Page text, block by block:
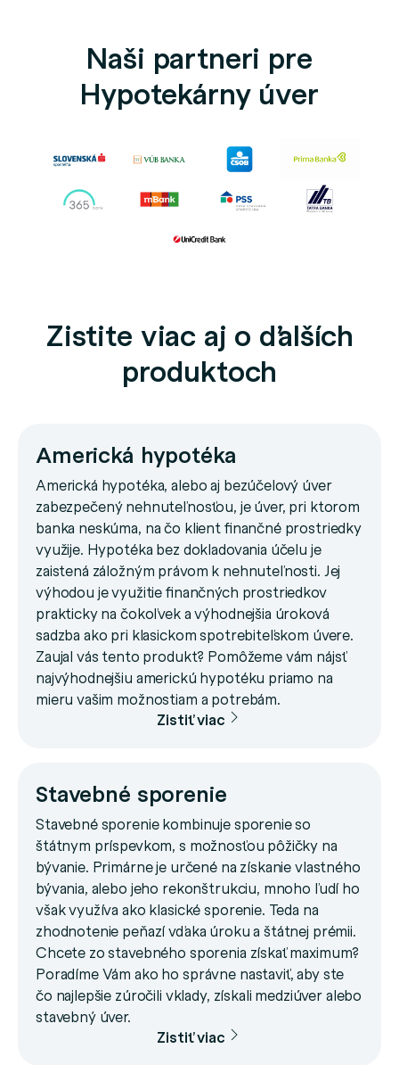
Naši partneri pre
Hypotekárny úver
Zistite viac aj o ďalších
produktoch
Americká hypotéka
Americká hypotéka, alebo aj bezúčelový úver
zabezpečený nehnuteľnosťou, je úver, pri ktorom
banka neskúma, na čo klient finančné prostriedky
využije. Hypotéka bez dokladovania účelu je
zaistená záložným právom k nehnuteľnosti. Jej
výhodou je využitie finančných prostriedkov
prakticky na čokoľvek a výhodnejšia úroková
sadzba ako pri klasickom spotrebiteľskom úvere.
Zaujal vás tento produkt? Pomôžeme vám nájsť
najvýhodnejšiu americkú hypotéku priamo na
mieru vašim možnostiam a potrebám.
Zistiť viac
Stavebné sporenie
Stavebné sporenie kombinuje sporenie so
štátnym príspevkom, s možnosťou pôžičky na
bývanie. Primárne je určené na získanie vlastného
bývania, alebo jeho rekonštrukciu, mnoho ľudí ho
však využíva ako klasické sporenie. Teda na
zhodnotenie peňazí vďaka úroku a štátnej prémii.
Chcete zo stavebného sporenia získať maximum?
Poradíme Vám ako ho správne nastaviť, aby ste
čo najlepšie zúročili vklady, získali medziúver alebo
stavebný úver.
Zistiť viac